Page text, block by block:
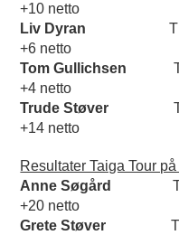
+10 netto
Liv Dyran T10 i
+6 netto
Tom Gullichsen T9 i
+4 netto
Trude Støver T25 i
+14 netto
Resultater Taiga Tour
Anne Søgård
T19 i
+20 netto
Grete Støver T12 i